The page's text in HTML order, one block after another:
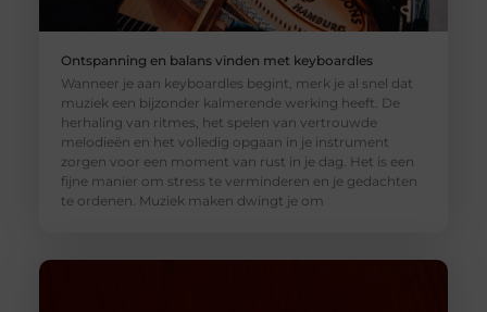
Ontspanning en balans vinden met keyboardles
Wanneer je aan keyboardles begint, merk je al snel dat
muziek een bijzonder kalmerende werking heeft. De
herhaling van ritmes, het spelen van vertrouwde
melodieën en het volledig opgaan in je instrument
zorgen voor een moment van rust in je dag. Het is een
fijne manier om stress te verminderen en je gedachten
te ordenen. Muziek maken dwingt je om